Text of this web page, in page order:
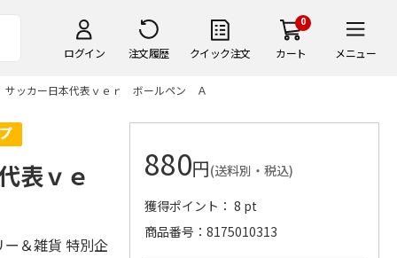
ログイン 注文履歴 クイック注文
0
カート メニュー
ッカー日本代表ｖｅｒ ボールペン Ａ
表ｖｅ
＆雑貨 特別企
880円(送料別・税込)
獲得ポイント： 8 pt
商品番号
8175010313